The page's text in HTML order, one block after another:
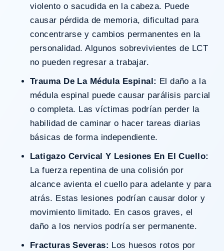
violento o sacudida en la cabeza. Puede
causar pérdida de memoria, dificultad para
concentrarse y cambios permanentes en la
personalidad. Algunos sobrevivientes de LCT
no pueden regresar a trabajar.
Trauma De La Médula Espinal: El daño a la
médula espinal puede causar parálisis parcial
o completa. Las víctimas podrían perder la
habilidad de caminar o hacer tareas diarias
básicas de forma independiente.
Latigazo Cervical Y Lesiones En El Cuello:
La fuerza repentina de una colisión por
alcance avienta el cuello para adelante y para
atrás. Estas lesiones podrían causar dolor y
movimiento limitado. En casos graves, el
daño a los nervios podría ser permanente.
Fracturas Severas: Los huesos rotos por